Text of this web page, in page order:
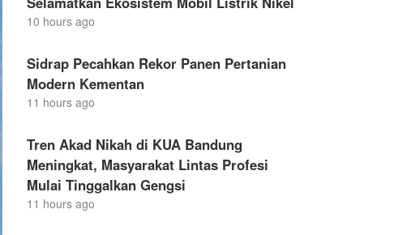
10 hours ago
Sidrap Pecahkan Rekor Panen Pertanian
Modern Kementan
11 hours ago
Tren Akad Nikah di KUA Bandung
Meningkat, Masyarakat Lintas Profesi
Mulai Tinggalkan Gengsi
11 hours ago